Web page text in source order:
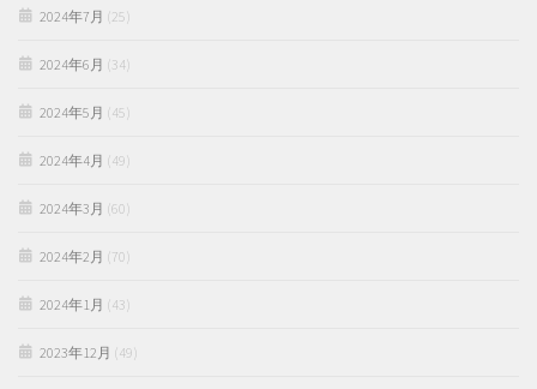
2024年7月 (25)
2024年6月 (34)
2024年5月 (45)
2024年4月 (49)
2024年3月 (60)
2024年2月 (70)
2024年1月 (43)
2023年12月 (49)